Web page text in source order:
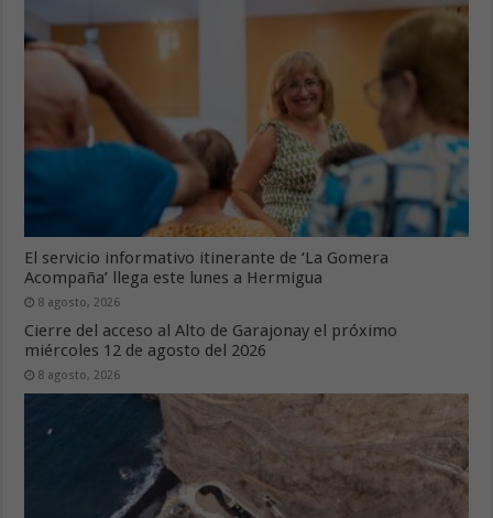
El servicio informativo itinerante de ‘La Gomera
Acompaña’ llega este lunes a Hermigua
8 agosto, 2026
Cierre del acceso al Alto de Garajonay el próximo
miércoles 12 de agosto del 2026
8 agosto, 2026